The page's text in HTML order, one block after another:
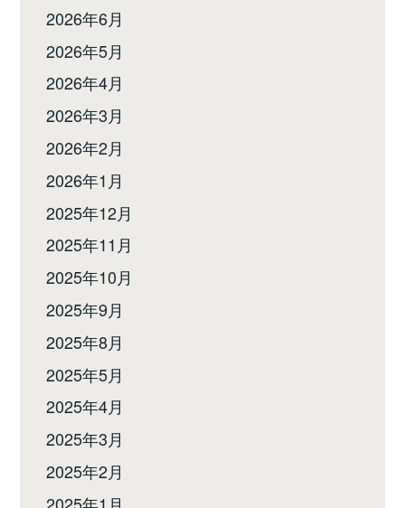
2026年6月
2026年5月
2026年4月
2026年3月
2026年2月
2026年1月
2025年12月
2025年11月
2025年10月
2025年9月
2025年8月
2025年5月
2025年4月
2025年3月
2025年2月
2025年1月